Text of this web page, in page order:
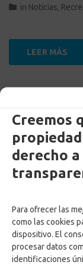
Creemos
derecho
Para ofrecer las
como las cookies
dispositivo. El
procesar datos
identificaciones
in Noticias,
LEER MÁS
Listado
Confa
by Carolina
inEducación,